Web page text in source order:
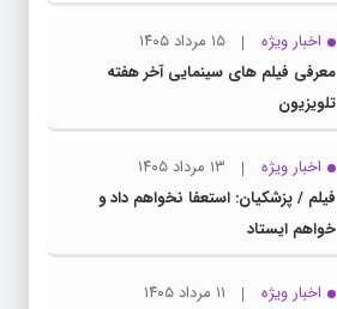
اخبار ویژه
۱۵ مرداد ۱۴۰۵
معرفی فیلم های سینمایی آخر هفته
تلویزیون
اخبار ویژه
۱۳ مرداد ۱۴۰۵
فیلم / پزشکیان: استعفا نخواهم داد و
خواهم ایستاد
اخبار ویژه
۱۱ مرداد ۱۴۰۵